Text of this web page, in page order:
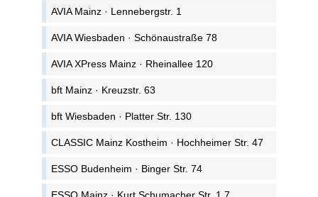
AVIA Mainz · Lennebergstr. 1
AVIA Wiesbaden · Schönaustraße 78
AVIA XPress Mainz · Rheinallee 120
bft Mainz · Kreuzstr. 63
bft Wiesbaden · Platter Str. 130
CLASSIC Mainz Kostheim · Hochheimer Str. 47
ESSO Budenheim · Binger Str. 74